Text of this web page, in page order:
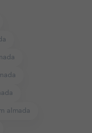
almada